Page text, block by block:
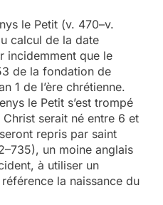
le Petit (v. 470–v.
calcul de la date
incidemment que le
de la fondation de
1 de l’ère chrétienne.
le Petit s’est trompé
serait né entre 6 et
repris par saint
un moine anglais
à utiliser un
la naissance du